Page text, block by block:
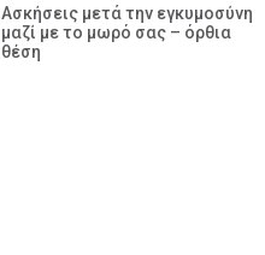
Ασκήσεις μετά την εγκυμοσύνη
μαζί με το μωρό σας – όρθια
θέση